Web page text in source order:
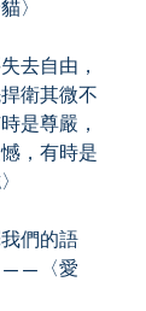
〉
去自由，
衛其微不
是尊嚴，
，有時是
們的語
——〈愛